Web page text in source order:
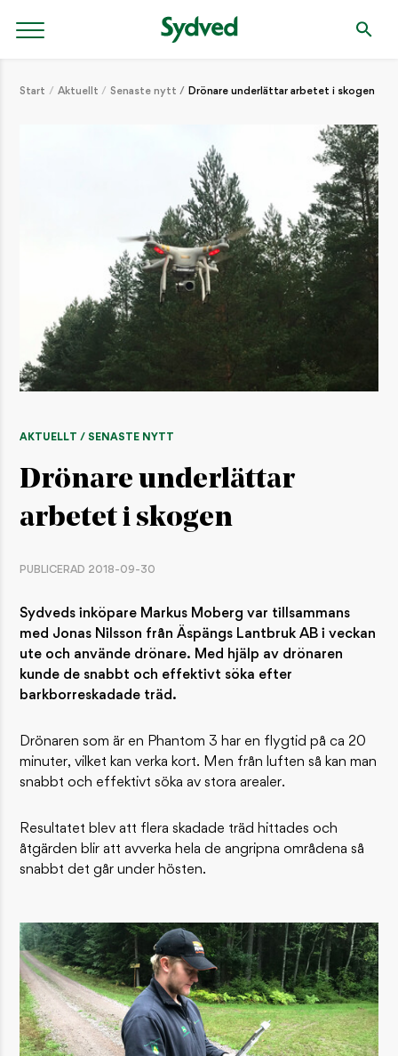
Start Aktuellt Senaste nytt Drönare underlättar arbetet i skogen
AKTUELLT / SENASTE NYTT
Drönare underlättar
arbetet i skogen
PUBLICERAD 2018-09-30
Sydveds inköpare Markus Moberg var tillsammans
med Jonas Nilsson från Äspängs Lantbruk AB i veckan
ute och använde drönare. Med hjälp av drönaren
kunde de snabbt och effektivt söka efter
barkborreskadade träd.
​Drönaren som är en Phantom 3 har en flygtid på ca 20
minuter, vilket kan verka kort. Men från luften så kan man
snabbt och effektivt söka av stora arealer.
Resultatet blev att flera skadade träd hittades och
åtgärden blir att avverka hela de angripna områdena så
snabbt det går under hösten.